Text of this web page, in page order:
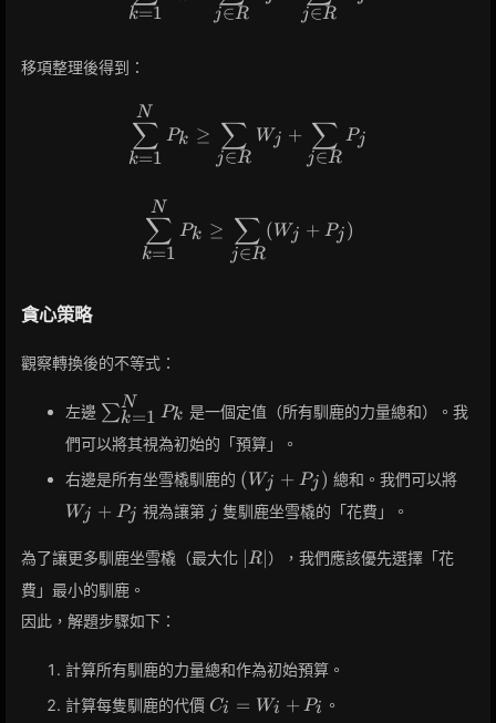
k=1 j∈R j∈R
移項整理後得到：
\sum_{k=1}^N P_k \ge
k=1
∑
N
Pk ≥
j∈R
∑ Wj +
j∈R
∑ Pj
\sum_{k=1}^N P_k \ge
k=1
∑
N
Pk ≥
j∈R
∑ ( Wj + Pj)
貪心策略
觀察轉換後的不等式：
左邊 \sum_{k=1}^N
P_k
∑k=1
N
Pk 是一個定值（所有馴鹿的力量總和）。我
們可以將其視為初始的「預算」。
右邊是所有坐雪橇馴鹿的 (W_j
+
P_j)
(Wj + Pj) 總和。我們可以將
Wj + Pj 視為讓第 jj 隻馴鹿坐雪橇的「花費」。
為了讓更多馴鹿坐雪橇（最大化 |R|
R ），我們應該優先選擇「花
費」最小的馴鹿。
因此，解題步驟如下：
計算所有馴鹿的力量總和作為初始預算。
計算每隻馴鹿的代價 C_i
Ci = Wi + Pi 。